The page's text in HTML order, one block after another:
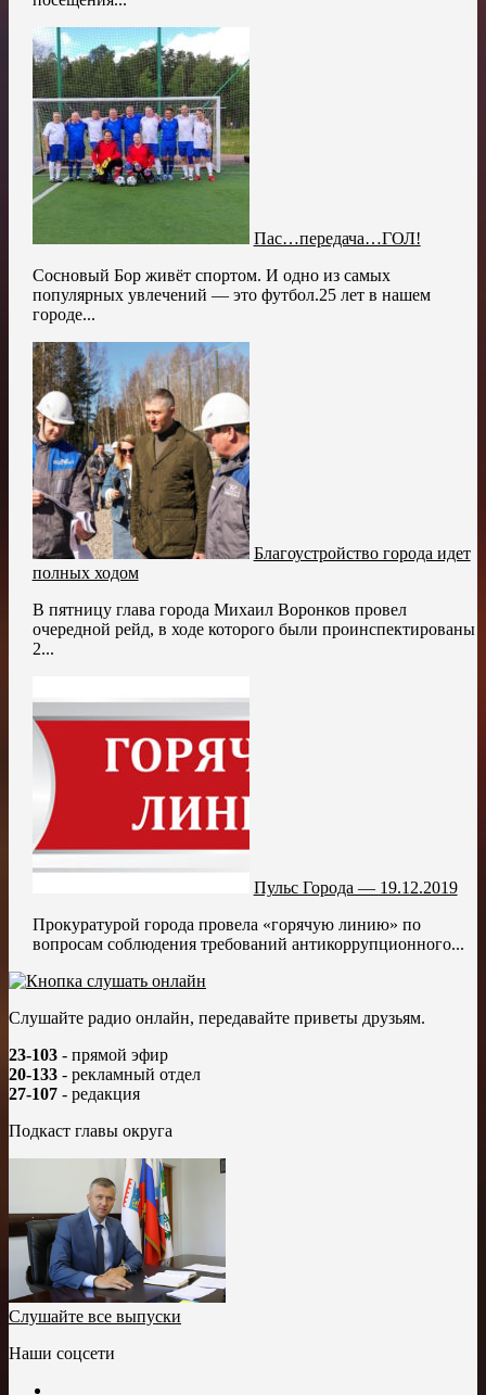
Пас…передача…ГОЛ!
Сосновый Бор живёт спортом. И одно из самых
популярных увлечений — это футбол.25 лет в нашем
городе...
Благоустройство города идет
полных ходом
В пятницу глава города Михаил Воронков провел
очередной рейд, в ходе которого были проинспектированы
2...
Пульс Города — 19.12.2019
Прокуратурой города провела «горячую линию» по
вопросам соблюдения требований антикоррупционного...
Слушайте радио онлайн, передавайте приветы друзьям.
23-103 - прямой эфир
20-133 - рекламный отдел
27-107 - редакция
Подкаст главы округа
Слушайте все выпуски
Наши соцсети